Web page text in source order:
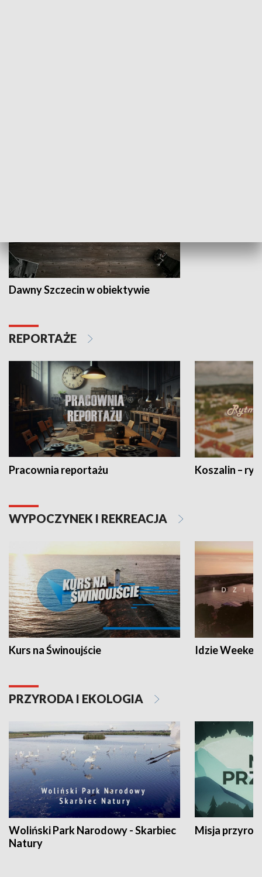
Dawny Szczecin w obiektywie
REPORTAŻE
Pracownia reportażu Koszalin –
WYPOCZYNEK I REKREACJA
Kurs na Świnoujście Idzie
PRZYRODA I EKOLOGIA
Woliński Park Narodowy - Skarbiec
Natury
Misja